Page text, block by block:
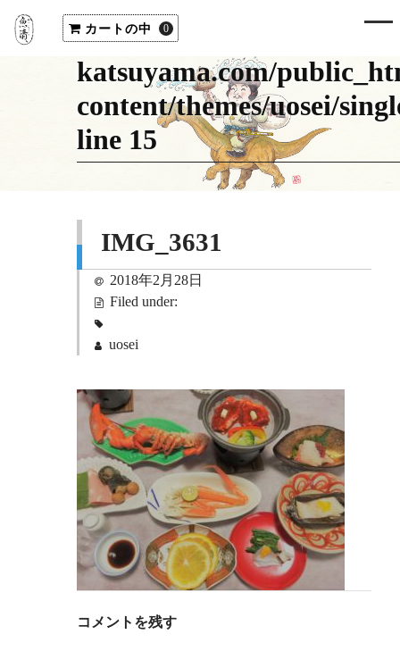
カートの中 0
/home/uosei/uosei-
katsuyama.com/
content/themes/uosei/
line 15
IMG_3631
2018年2月28日
Filed under:
uosei
コメントを残す